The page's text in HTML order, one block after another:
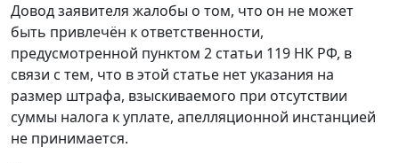
Довод заявителя жалобы о том, что он не может
быть привлечён к ответственности,
предусмотренной пунктом 2 статьи 119 НК РФ, в
связи с тем, что в этой статье нет указания на
размер штрафа, взыскиваемого при отсутствии
суммы налога к уплате, апелляционной инстанцией
не принимается.